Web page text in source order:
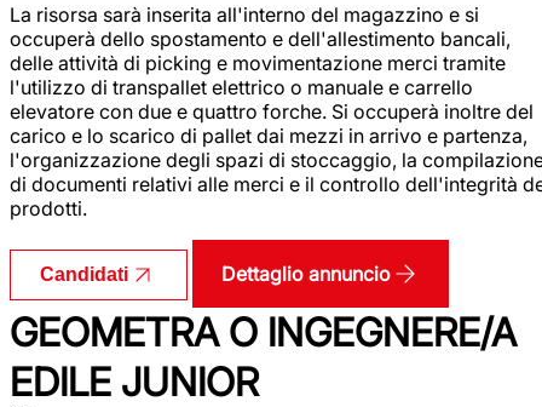
La risorsa sarà inserita all'interno del magazzino e si
occuperà dello spostamento e dell'allestimento bancali,
delle attività di picking e movimentazione merci tramite
l'utilizzo di transpallet elettrico o manuale e carrello
elevatore con due e quattro forche. Si occuperà inoltre del
carico e lo scarico di pallet dai mezzi in arrivo e partenza,
l'organizzazione degli spazi di stoccaggio, la
di documenti relativi alle merci e il controllo dell'integrità
prodotti.
Candidati Dettaglio annuncio
GEOMETRA O INGEGNERE/A
EDILE JUNIOR